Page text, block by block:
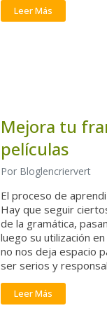
Leer Más
Mejora tu
películas
Por Bloglencriervert
El proceso de
Hay que seguir
de la gramática,
luego su utilización
no nos deja espacio
ser serios y
Leer Más